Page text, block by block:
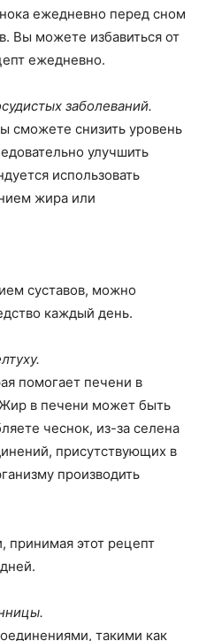
ежедневно перед сном
Вы можете избавиться от
ежедневно.
заболеваний.
сможете снизить уровень
улучшить
использовать
жира или
суставов, можно
каждый день.
помогает печени в
в печени может быть
чеснок, из-за селена
присутствующих в
производить
принимая этот рецепт
такими как